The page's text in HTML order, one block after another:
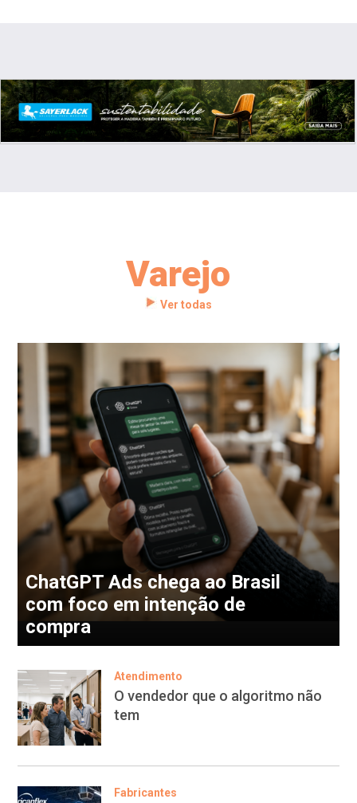
Varejo
Ver todas
ChatGPT Ads chega ao Brasil
com foco em intenção de
compra
Atendimento
O vendedor que o algoritmo não
tem
Fabricantes